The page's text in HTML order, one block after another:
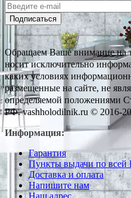
Подписаться
Обращаем Ваше внимание на
носит исключительно
каких условиях
размещенные на сайте, не
определяемой положениями
РФ. vashholodilnik.ru © 2016-
Информация:
Гарантия
Пункты выдачи по всей
Доставка и оплата
Напишите нам
Наш адрес